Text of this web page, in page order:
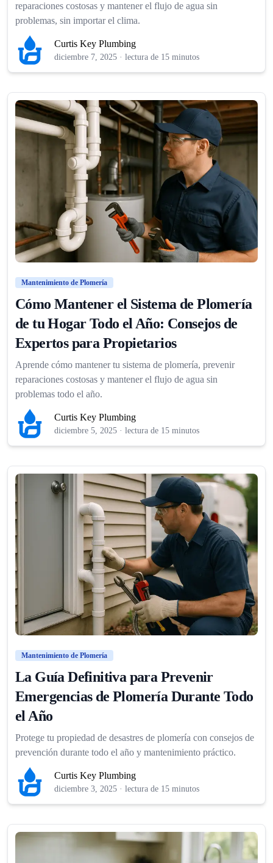
reparaciones costosas y mantener el flujo de agua sin
problemas, sin importar el clima.
Curtis Key Plumbing
diciembre 7, 2025 · lectura de 15 minutos
Mantenimiento de Plomería
Cómo Mantener el Sistema de Plomería
de tu Hogar Todo el Año: Consejos de
Expertos para Propietarios
Aprende cómo mantener tu sistema de plomería, prevenir
reparaciones costosas y mantener el flujo de agua sin
problemas todo el año.
Curtis Key Plumbing
diciembre 5, 2025 · lectura de 15 minutos
Mantenimiento de Plomería
La Guía Definitiva para Prevenir
Emergencias de Plomería Durante Todo
el Año
Protege tu propiedad de desastres de plomería con consejos de
prevención durante todo el año y mantenimiento práctico.
Curtis Key Plumbing
diciembre 3, 2025 · lectura de 15 minutos